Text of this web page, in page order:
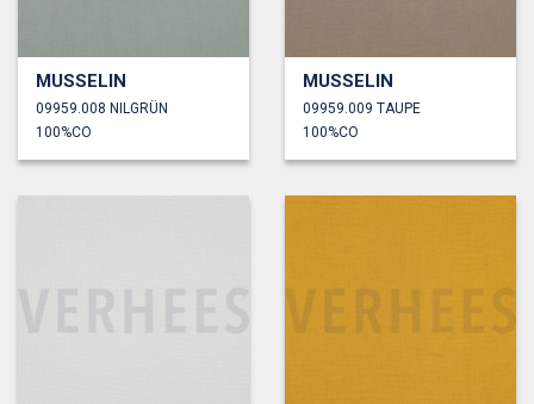
MUSSELIN
09959.008 NILGRÜN
100%CO
MUSSELIN
09959.009 TAUPE
100%CO